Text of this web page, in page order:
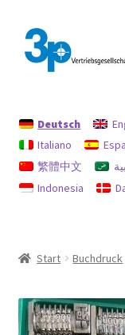
Zur
Navigation
springen
Zum
Inhalt
springen
Datenschutz
Deutsch
Italiano
繁體中文
Indonesia
Start Buchdruck